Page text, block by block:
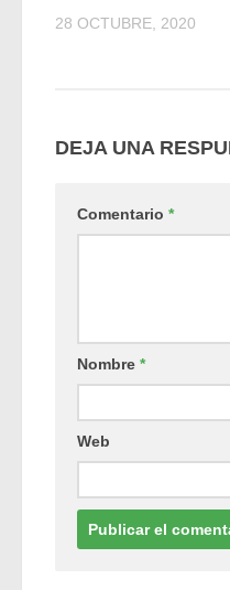
28 OCTUBRE, 2020
DEJA UNA
Comentario *
Nombre *
Web